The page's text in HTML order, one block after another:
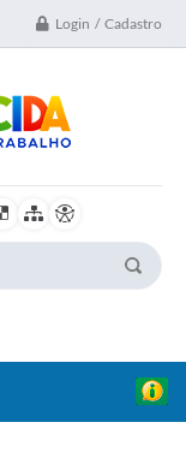
Login / Cadastro